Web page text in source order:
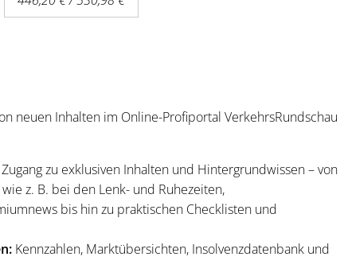
neuen Inhalten im Online-Profiportal VerkehrsRundschau
Zugang zu exklusiven Inhalten und Hintergrundwissen – von
z. B. bei den Lenk- und Ruhezeiten,
bis hin zu praktischen Checklisten und
Kennzahlen, Marktübersichten, Insolvenzdatenbank und